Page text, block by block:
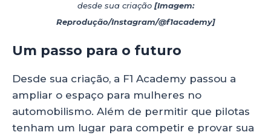
desde sua criação [Imagem:
Reprodução/Instagram/@f1academy]
Um passo para o futuro
Desde sua criação, a F1 Academy passou a
ampliar o espaço para mulheres no
automobilismo. Além de permitir que pilotas
tenham um lugar para competir e provar sua